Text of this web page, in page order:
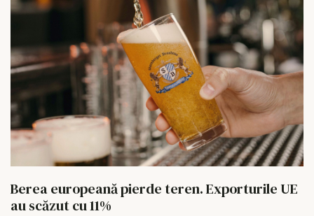
Berea europeană pierde teren. Exporturile UE
au scăzut cu 11%